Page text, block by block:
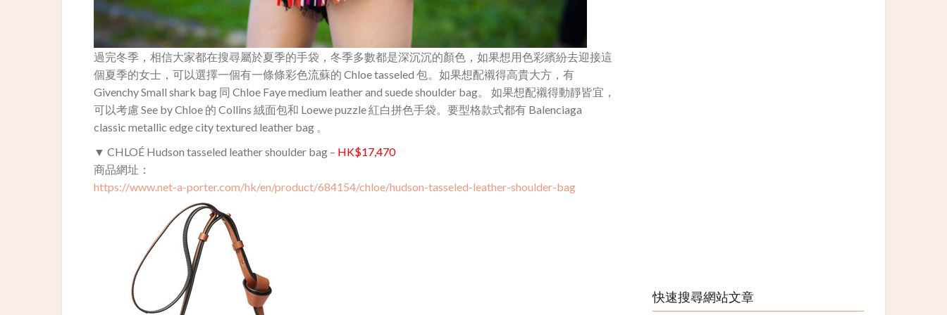
過完冬季，相信大家都在搜尋屬於夏季的手袋，冬季多數都是深沉沉的顏色，如果想用色彩繽紛去迎接這
個夏季的女士，可以選擇一個有一條條彩色流蘇的 Chloe tasseled 包。如果想配襯得高貴大方，有
Givenchy Small shark bag 同 Chloe Faye medium leather and suede shoulder bag。 如果想配襯得動靜皆宜，
可以考慮 See by Chloe 的 Collins 絨面包和 Loewe puzzle 紅白拼色手袋。要型格款式都有 Balenciaga
classic metallic edge city textured leather bag 。
▼ CHLOÉ Hudson tasseled leather shoulder bag – HK$17,470
商品網址：
https://www.net-a-porter.com/hk/en/product/684154/chloe/hudson-tasseled-leather-shoulder-bag
快速搜尋網站文章